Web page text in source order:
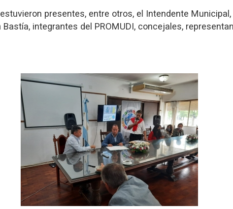
presentes, entre otros, el Intendente
Bastía, integrantes del PROMUDI, concejales,